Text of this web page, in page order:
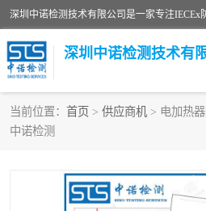
深圳中诺检测技术有
当前位置： 首页 > 供应商机 > 电加热
中诺检测
ATEX防爆认证
防爆3C认证